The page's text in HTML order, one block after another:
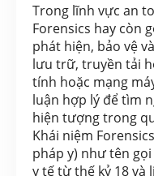
Trong lĩnh vực an
Forensics hay còn
phát hiện, bảo vệ
lưu trữ, truyền tải
tính hoặc mạng
luận hợp lý để tìm
hiện tượng trong
Khái niệm
pháp y) như tên
y tế từ thế kỷ 18 và